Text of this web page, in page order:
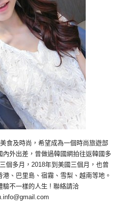
食及時尚，希望成為一個時尚旅遊部
外出差，曾做過韓國網拍往返韓國多
個多月，2018年到美國三個月，也曾
、巴里島、宿霧、雪梨、越南等地。
驗不一樣的人生 ! 聯絡請洽